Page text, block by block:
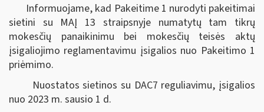
Informuojame, kad Pakeitime 1 nurodyti pakeitimai
sietini su MAĮ 13 straipsnyje numatytų tam tikrų
mokesčių panaikinimu bei mokesčių teisės aktų
įsigaliojimo reglamentavimu įsigalios nuo Pakeitimo 1
priėmimo.
Nuostatos sietinos su DAC7 reguliavimu, įsigalios
nuo 2023 m. sausio 1 d.